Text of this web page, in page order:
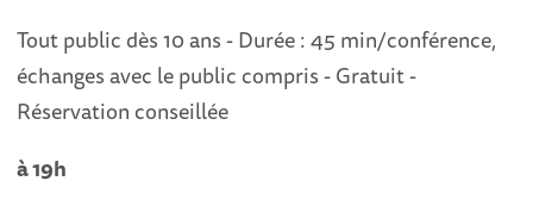
Tout public dès 10 ans - Durée : 45 min/conférence,
échanges avec le public compris - Gratuit -
Réservation conseillée
à 19h